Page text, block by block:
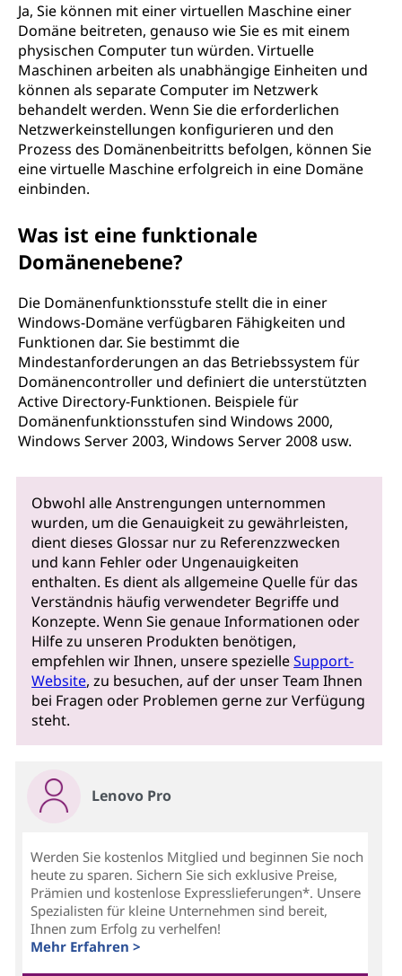
Ja, Sie können mit einer virtuellen Maschine einer
Domäne beitreten, genauso wie Sie es mit einem
physischen Computer tun würden. Virtuelle
Maschinen arbeiten als unabhängige Einheiten und
können als separate Computer im Netzwerk
behandelt werden. Wenn Sie die erforderlichen
Netzwerkeinstellungen konfigurieren und den
Prozess des Domänenbeitritts befolgen, können Sie
eine virtuelle Maschine erfolgreich in eine Domäne
einbinden.
Was ist eine funktionale
Domänenebene?
Die Domänenfunktionsstufe stellt die in einer
Windows-Domäne verfügbaren Fähigkeiten und
Funktionen dar. Sie bestimmt die
Mindestanforderungen an das Betriebssystem für
Domänencontroller und definiert die unterstützten
Active Directory-Funktionen. Beispiele für
Domänenfunktionsstufen sind Windows 2000,
Windows Server 2003, Windows Server 2008 usw.
Obwohl alle Anstrengungen unternommen
wurden, um die Genauigkeit zu gewährleisten,
dient dieses Glossar nur zu Referenzzwecken
und kann Fehler oder Ungenauigkeiten
enthalten. Es dient als allgemeine Quelle für das
Verständnis häufig verwendeter Begriffe und
Konzepte. Wenn Sie genaue Informationen oder
Hilfe zu unseren Produkten benötigen,
empfehlen wir Ihnen, unsere spezielleSupport-
Website, zu besuchen, auf der unser Team Ihnen
bei Fragen oder Problemen gerne zur Verfügung
steht.
Lenovo Pro
Werden Sie kostenlos Mitglied und beginnen Sie noch
heute zu sparen. Sichern Sie sich exklusive Preise,
Prämien und kostenlose Expresslieferungen*. Unsere
Spezialisten für kleine Unternehmen sind bereit,
Ihnen zum Erfolg zu verhelfen!
Mehr Erfahren >